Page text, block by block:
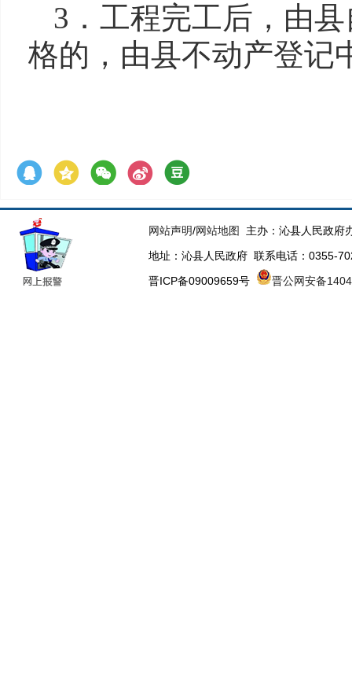
3．工程完工后，由
格的，由县不动产登记
网站声明/网站地图
主办：沁县人民政府
地址：沁县人民政府 联系电话：0355-
晋ICP备09009659号
晋公网安备